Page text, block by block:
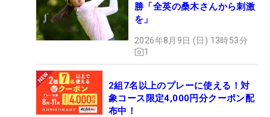
勝「全英の桑木さんから刺激
を」
2026年8月9日 (日) 13時53分
1
2組7名以上のプレーに使える！対
象コース限定4,000円分クーポン配
布中！